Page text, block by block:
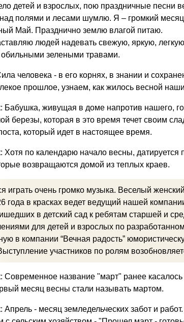
детей и взрослых, пою праздничные песни
полями и лесами шумлю. Я – громкий
Май. Празднично землю влагой питаю.
людей надевать свежую, яркую,
зелеными травами.
человека - в его корнях, в знании и
прошлое, узнаем, как жилось весной
Бабушка, живущая в доме напротив нашего,
березы, которая в это время течет своим
который идет в настоящее время.
Хотя по календарю начало весны,
возвращаются домой из теплых краев.
играть очень громко музыка. Веселый
года в красках ведет ведущий нашей
в детский сад к ребятам старшей и
для детей и взрослых по
в компании “Вечная радость”
участников по ролям
Современное название "март" ранее касалось
месяц весны стали называть мартом.
Апрель - месяц земледельческих забот и